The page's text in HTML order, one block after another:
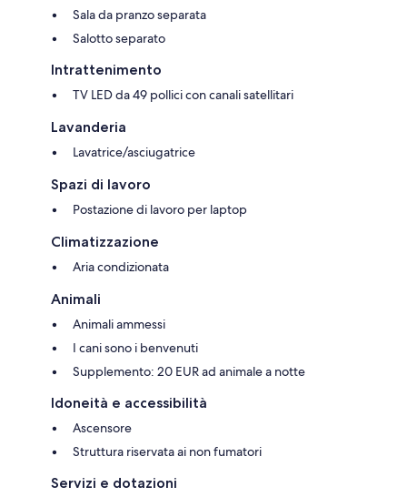
Sala da pranzo separata
Salotto separato
Intrattenimento
TV LED da 49 pollici con canali satellitari
Lavanderia
Lavatrice/asciugatrice
Spazi di lavoro
Postazione di lavoro per laptop
Climatizzazione
Aria condizionata
Animali
Animali ammessi
I cani sono i benvenuti
Supplemento: 20 EUR ad animale a notte
Idoneità e accessibilità
Ascensore
Struttura riservata ai non fumatori
Servizi e dotazioni